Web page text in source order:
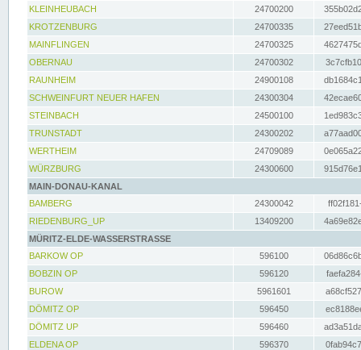
KLEINHEUBACH 24700200
KROTZENBURG
24700335
MAINFLINGEN
24700325
OBERNAU
24700302
RAUNHEIM
24900108
SCHWEINFURT NEUER HAFEN
24300304
STEINBACH
24500100
TRUNSTADT
24300202
WERTHEIM
24709089
WÜRZBURG
24300600
MAIN-DONAU-KANAL
BAMBERG
24300042
RIEDENBURG_UP
13409200
MÜRITZ-ELDE-WASSERSTRASSE
BARKOW OP
596100
BOBZIN OP
596120
BUROW
5961601
DÖMITZ OP
596450
DÖMITZ UP
596460
ELDENA OP
596370